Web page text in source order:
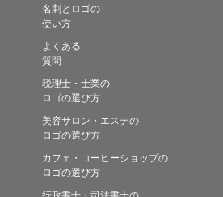
名刺とロゴの
使い方
よくある
質問
税理士・士業の
ロゴの選び方
美容サロン・エステの
ロゴの選び方
カフェ・コーヒーショップの
ロゴの選び方
行政書士・司法書士の